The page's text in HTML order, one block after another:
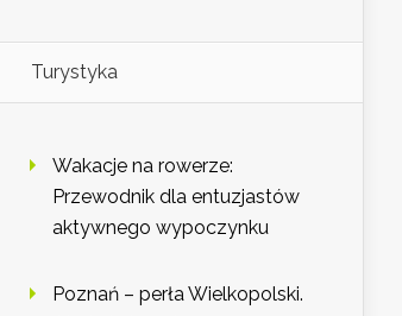
Turystyka
Wakacje na rowerze:
Przewodnik dla entuzjastów
aktywnego wypoczynku
Poznań – perła Wielkopolski.